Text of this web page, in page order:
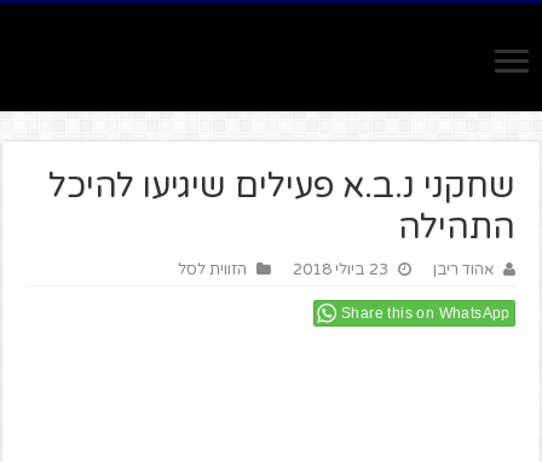
שחקני נ.ב.א פעילים שיגיעו להיכל
התהילה
אהוד ריבן 23 ביולי 2018 הזווית לסל
Share this on WhatsApp